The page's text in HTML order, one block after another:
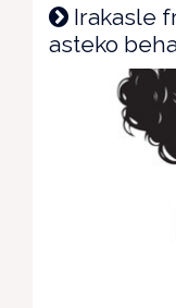
Irakasle
asteko